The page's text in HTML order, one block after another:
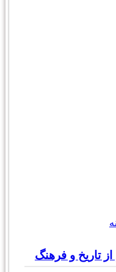
از تاریخ و فرهنگ